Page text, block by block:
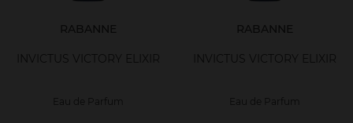
RABANNE
INVICTUS VICTORY ELIXIR
Eau de Parfum
RABANNE
INVICTUS VICTORY ELIXIR
Eau de Parfum